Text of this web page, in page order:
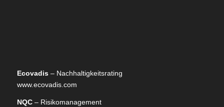
Ecovadis– Nachhaltigkeitsrating
www.ecovadis.com
NQC– Risikomanagement